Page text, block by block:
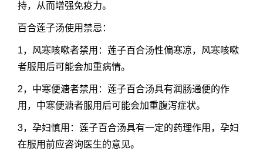
持，从而增强免疫力。
百合莲子汤使用禁忌：
1，风寒咳嗽者禁用：莲子百合汤性偏寒凉，风寒咳嗽
者服用后可能会加重病情。
2，中寒便溏者禁用：莲子百合汤具有润肠通便的作
用，中寒便溏者服用后可能会加重腹泻症状。
3，孕妇慎用：莲子百合汤具有一定的药理作用，孕妇
在服用前应咨询医生的意见。